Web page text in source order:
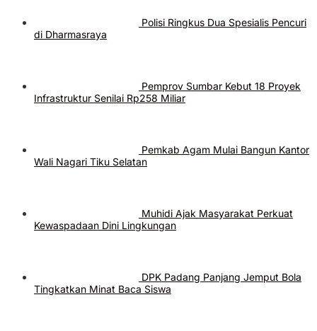
Polisi Ringkus Dua Spesialis Pencuri
di Dharmasraya
Pemprov Sumbar Kebut 18 Proyek
Infrastruktur Senilai Rp258 Miliar
Pemkab Agam Mulai Bangun Kantor
Wali Nagari Tiku Selatan
Muhidi Ajak Masyarakat Perkuat
Kewaspadaan Dini Lingkungan
DPK Padang Panjang Jemput Bola
Tingkatkan Minat Baca Siswa